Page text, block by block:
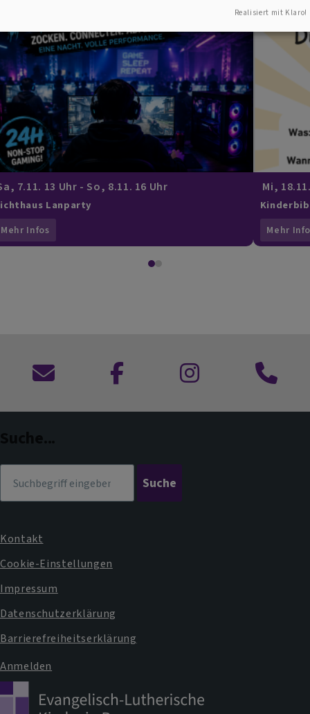
7.11. 13 Uhr - So, 8.11. 16 Uhr
Lanparty
Mehr Infos
Mi,
Mehr
Kontaktformular
zu
zu
Anruf
Suche
Fußbereichsmenü
Kontakt
Cookie-Einstellungen
Impressum
Datenschutzerklärung
Barrierefreiheitserklärung
Benutzermenü
Anmelden
Realisiert mit Klaro!